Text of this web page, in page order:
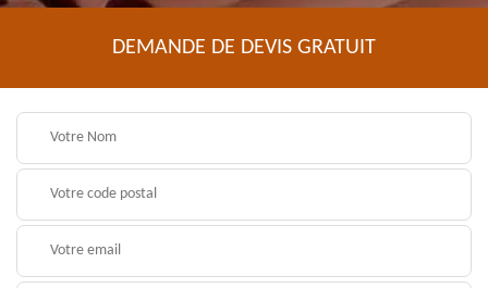
DEMANDE DE DEVIS GRATUIT